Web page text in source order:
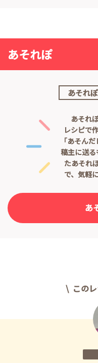
あそれぽ
あそれ
あそれ
レシピで
「あそん
稿主に送る
たあそれ
で、気軽
あ
この